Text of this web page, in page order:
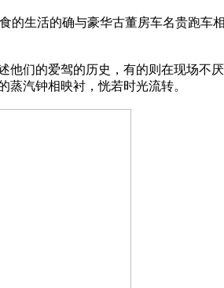
的生活的确与豪华古董房车名贵跑车
们的爱驾的历史，有的则在现场不
汽钟相映衬，恍若时光流转。